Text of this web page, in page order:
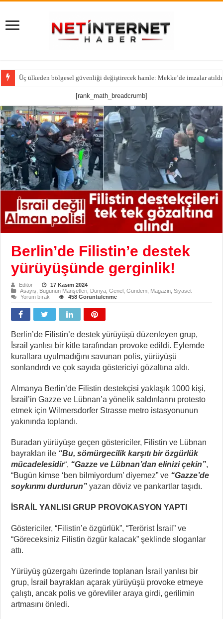
Üç ülkeden bölgesel güvenliği değiştirecek hamle: Mekke’de imzalar atıldı
[rank_math_breadcrumb]
Berlin’de Filistin’e destek
yürüyüşünde gerginlik!
Editör
17 Kasım 2024
Asayiş
Bugünün Manşetleri Dünya ,Genel ,Gündem Magazin ,Siyaset
Yorum bırak
458 Görüntülenme
Berlin’de Filistin’e destek yürüyüşü düzenleyen grup,
İsrail yanlısı bir kitle tarafından provoke edildi. Eylemde
kurallara uyulmadığını savunan polis, yürüyüşü
sonlandırdı ve çok sayıda göstericiyi gözaltına aldı.
Almanya Berlin’de Filistin destekçisi yaklaşık 1000 kişi,
İsrail’in Gazze ve Lübnan’a yönelik saldırılarını protesto
etmek için Wilmersdorfer Strasse metro istasyonunun
yakınında toplandı.
Buradan yürüyüşe geçen göstericiler, Filistin ve Lübnan
bayrakları ile “Bu, sömürgecilik karşıtı bir özgürlük
mücadelesidir“, “Gazze ve Lübnan’dan elinizi çekin”,
“Bugün kimse ‘ben bilmiyordum’ diyemez” ve “Gazze’de
soykırımı durdurun” yazan döviz ve pankartlar taşıdı.
İSRAİL YANLISI GRUP PROVOKASYON YAPTI
Göstericiler, “Filistin’e özgürlük”, “Terörist İsrail” ve
“Göreceksiniz Filistin özgür kalacak” şeklinde sloganlar
attı.
Yürüyüş güzergahı üzerinde toplanan İsrail yanlısı bir
grup, İsrail bayrakları açarak yürüyüşü provoke etmeye
çalıştı, ancak polis ve görevliler araya girdi, gerilimin
artmasını önledi.